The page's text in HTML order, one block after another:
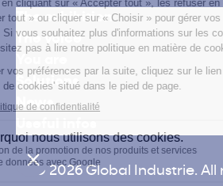
The exhibition
The voice
Solutions
News
© 2026 Global Industrie. All